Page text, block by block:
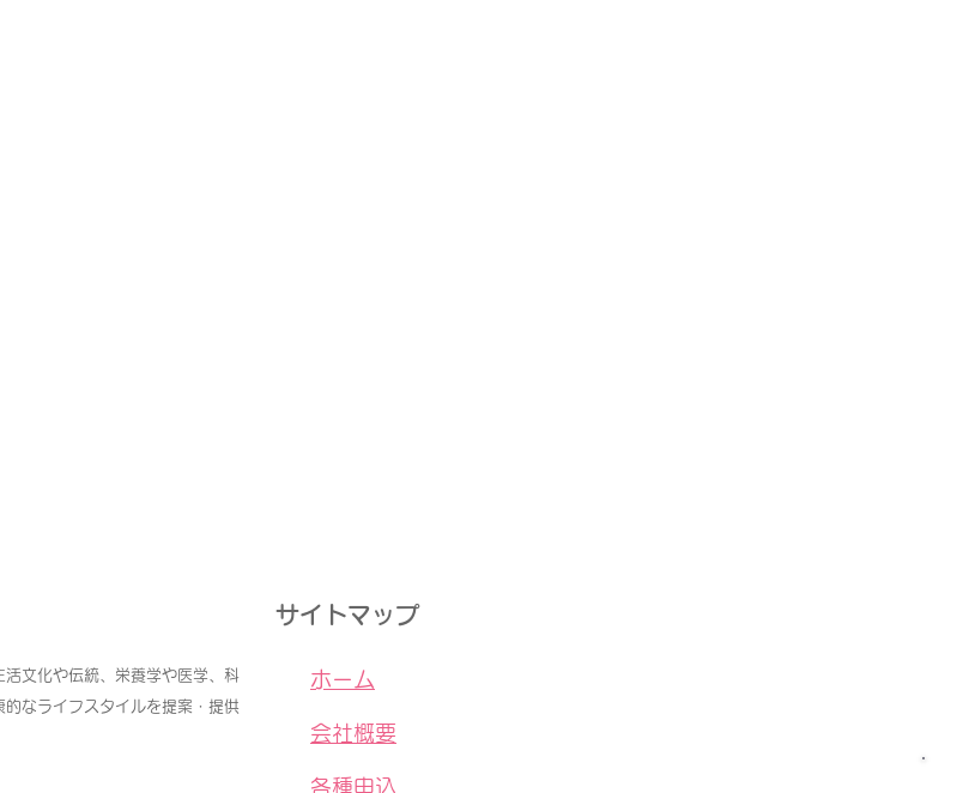
文化や伝統、栄養学や医学、科
なライフスタイルを提案・提供
サイトマップ
​ホーム
会社概要
各種申込